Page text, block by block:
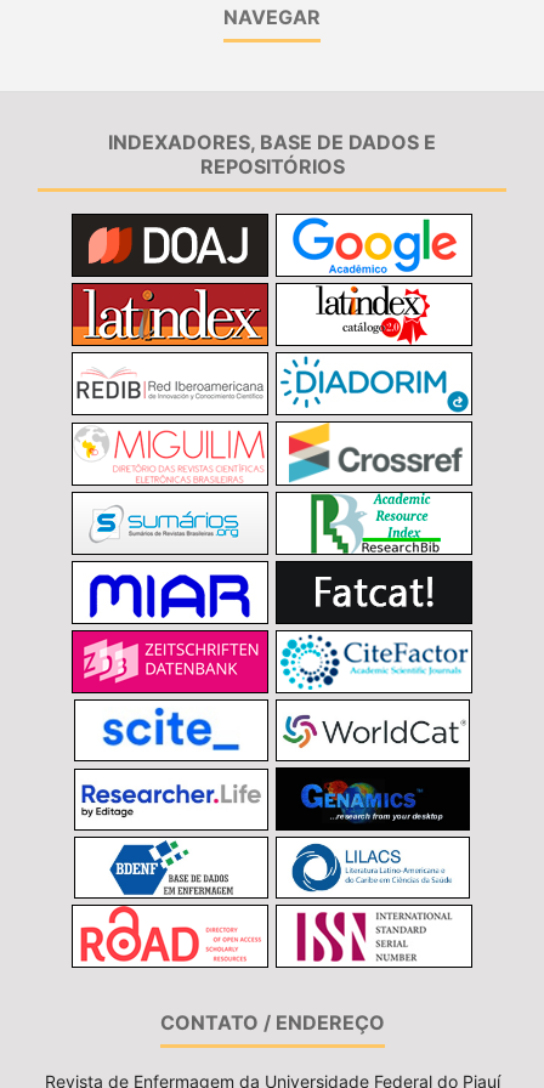
NAVEGAR
INDEXADORES, BASE DE DADOS E
REPOSITÓRIOS
CONTATO / ENDEREÇO
Revista de Enfermagem da Universidade Federal do Piauí